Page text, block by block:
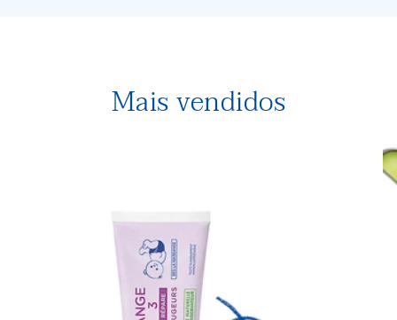
Mais vendidos